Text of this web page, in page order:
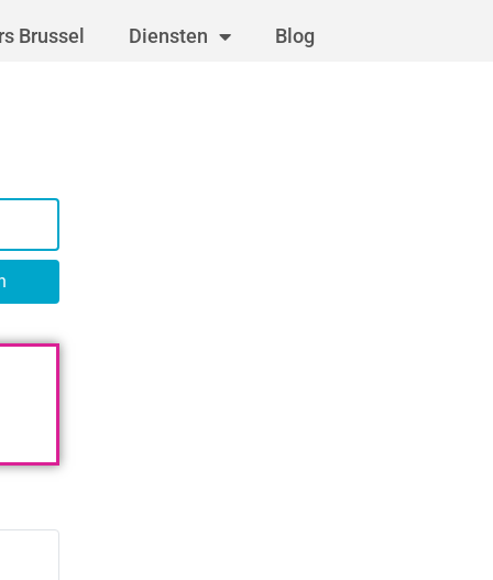
Brussel Diensten Blog